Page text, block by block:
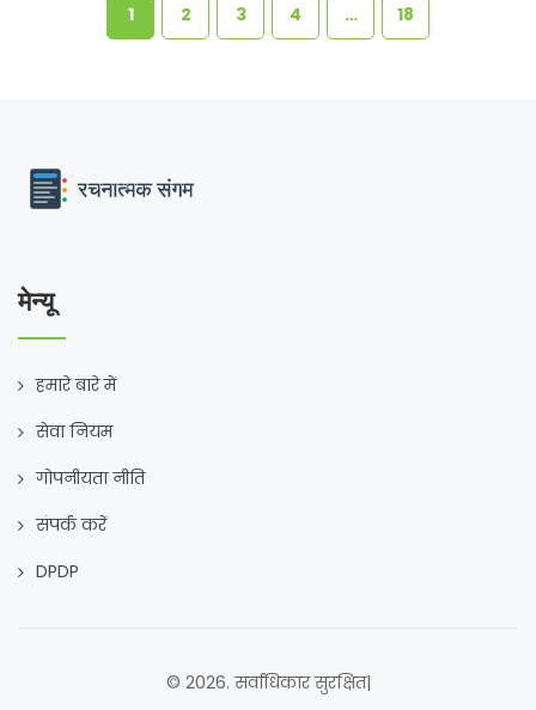
1 2 3 4 … 18
मेन्यू
हमारे बारे में
सेवा नियम
गोपनीयता नीति
संपर्क करें
DPDP
© 2026. सर्वाधिकार सुरक्षित|